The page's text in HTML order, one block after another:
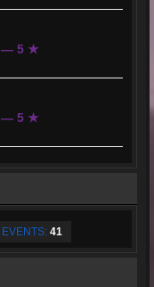
— 5 ★
— 5 ★
EVENTS: 41